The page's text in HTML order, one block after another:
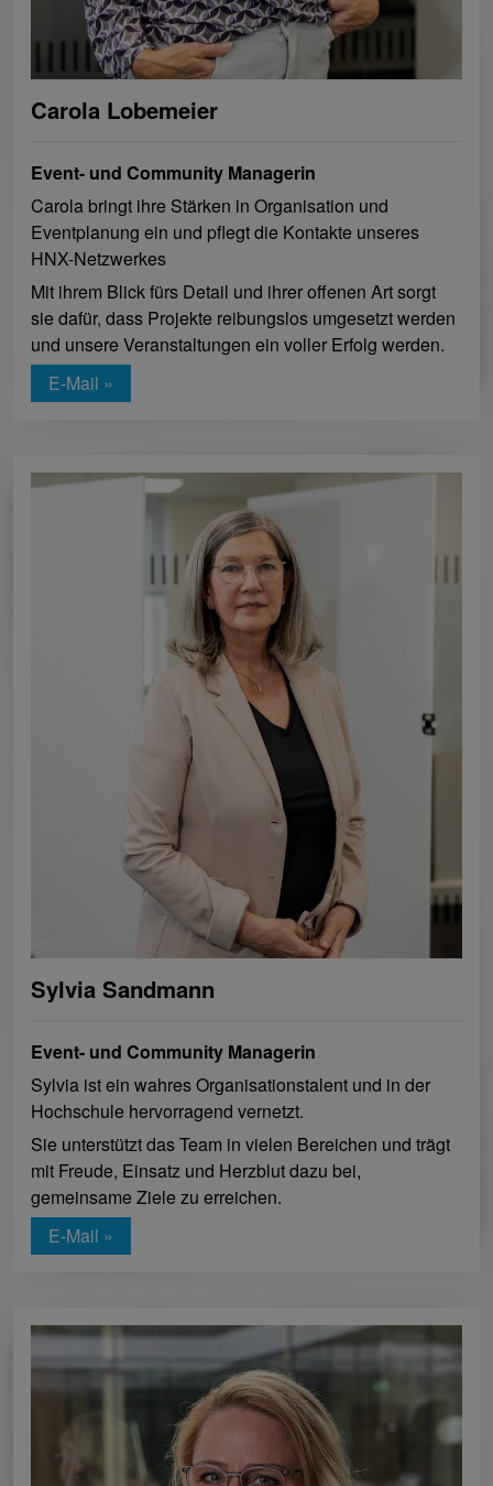
Carola Lobemeier
Event- und Community Managerin
Carola bringt ihre Stärken in Organisation und
Eventplanung ein und pflegt die Kontakte unseres
HNX-Netzwerkes
Mit ihrem Blick fürs Detail und ihrer offenen Art sorgt
sie dafür, dass Projekte reibungslos umgesetzt werden
und unsere Veranstaltungen ein voller Erfolg werden.
E-Mail »
Sylvia Sandmann
Event- und Community Managerin
Sylvia ist ein wahres Organisationstalent und in der
Hochschule hervorragend vernetzt.
Sie unterstützt das Team in vielen Bereichen und trägt
mit Freude, Einsatz und Herzblut dazu bei,
gemeinsame Ziele zu erreichen.
E-Mail »